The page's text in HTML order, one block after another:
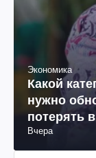
Экономика
Какой
нужно
потерять
Вчера